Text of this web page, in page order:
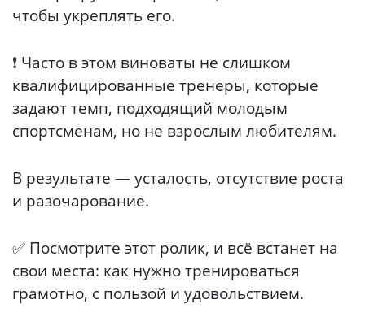
чтобы укреплять его.
❗ Часто в этом виноваты не слишком
квалифицированные тренеры, которые
задают темп, подходящий молодым
спортсменам, но не взрослым любителям.
В результате — усталость, отсутствие роста
и разочарование.
✅ Посмотрите этот ролик, и всё встанет на
свои места: как нужно тренироваться
грамотно, с пользой и удовольствием.